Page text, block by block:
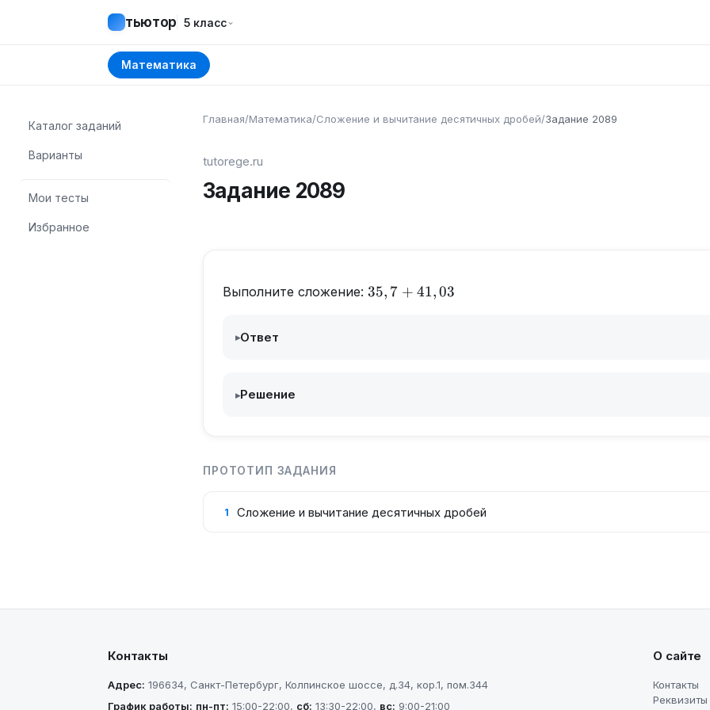
тьютор 5 класс⌄
Математика
Каталог заданий
Варианты
Мои тесты
Избранное
Главная/Математика/Сложение и вычитание десятичных дробей/Задание 2089
tutorege.ru
Задание 2089
Выполните сложение: 35,7+41,03
35, 7 + 41,03
▸Ответ
▸Решение
ПРОТОТИП ЗАДАНИЯ
1 Сложение и вычитание десятичных дробей
Контакты
Адрес: 196634, Санкт-Петербург, Колпинское шоссе, д.34, кор.1, пом.344
График работы: пн-пт: 15:00-22:00, сб: 13:30-22:00, вс: 9:00-21:00
О сайте
Контакты
Реквизиты